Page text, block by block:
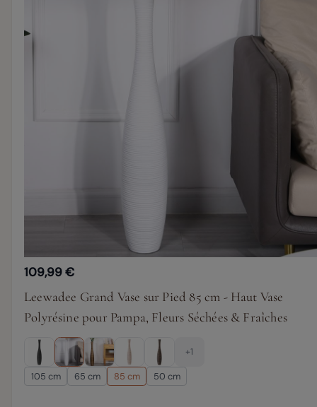
109,99 €
Leewadee Grand Vase sur Pied 85 cm - Haut Vase
Polyrésine pour Pampa, Fleurs Séchées & Fraîches
+1
105 cm 65 cm 85 cm 50 cm